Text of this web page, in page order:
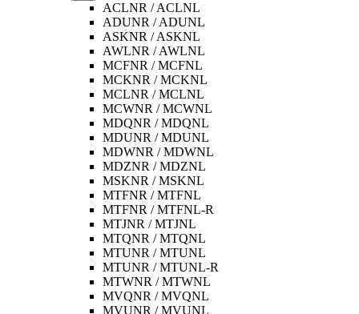
ACLNR / ACLNL
ADUNR / ADUNL
ASKNR / ASKNL
AWLNR / AWLNL
MCFNR / MCFNL
MCKNR / MCKNL
MCLNR / MCLNL
MCWNR / MCWNL
MDQNR / MDQNL
MDUNR / MDUNL
MDWNR / MDWNL
MDZNR / MDZNL
MSKNR / MSKNL
MTFNR / MTFNL
MTFNR / MTFNL-R
MTJNR / MTJNL
MTQNR / MTQNL
MTUNR / MTUNL
MTUNR / MTUNL-R
MTWNR / MTWNL
MVQNR / MVQNL
MVUNR / MVUNL